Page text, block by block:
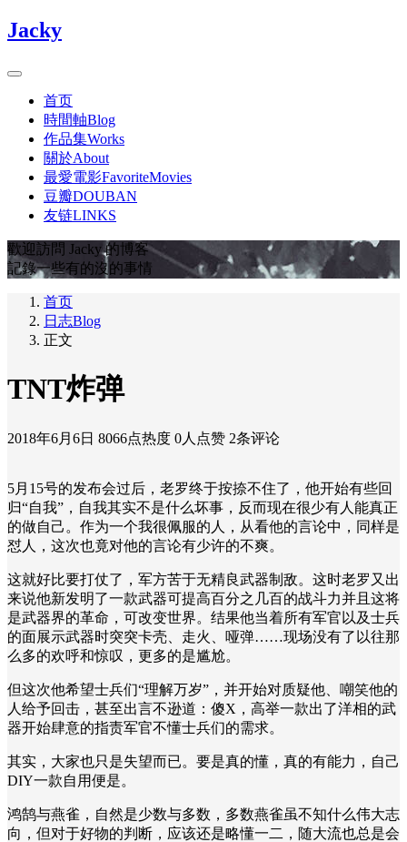
Jacky
首页
時間軸Blog
作品集Works
關於About
最愛電影FavoriteMovies
豆瓣DOUBAN
友链LINKS
歡迎訪問 Jacky 的博客
記錄一些有的沒的事情
首页
日志Blog
正文
TNT炸弹
2018年6月6日 8066点热度 0人点赞 2条评论
5月15号的发布会过后，老罗终于按捺不住了，他开始有些回
归“自我”，自我其实不是什么坏事，反而现在很少有人能真正
的做自己。作为一个我很佩服的人，从看他的言论中，同样是
怼人，这次也竟对他的言论有少许的不爽。
这就好比要打仗了，军方苦于无精良武器制敌。这时老罗又出
来说他新发明了一款武器可提高百分之几百的战斗力并且这将
是武器界的革命，可改变世界。结果他当着所有军官以及士兵
的面展示武器时突突卡壳、走火、哑弹……现场没有了以往那
么多的欢呼和惊叹，更多的是尴尬。
但这次他希望士兵们“理解万岁”，并开始对质疑他、嘲笑他的
人给予回击，甚至出言不逊道：傻X，高举一款出了洋相的武
器开始肆意的指责军官不懂士兵们的需求。
其实，大家也只是失望而已。要是真的懂，真的有能力，自己
DIY一款自用便是。
鸿鹄与燕雀，自然是少数与多数，多数燕雀虽不知什么伟大志
向，但对于好物的判断，应该还是略懂一二，随大流也总是会